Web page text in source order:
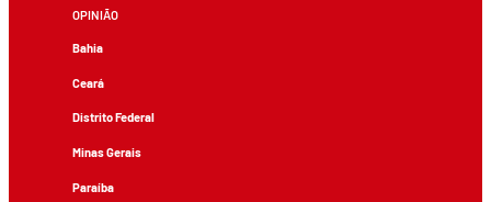
OPINIÃO
Bahia
Ceará
Distrito Federal
Minas Gerais
Paraíba